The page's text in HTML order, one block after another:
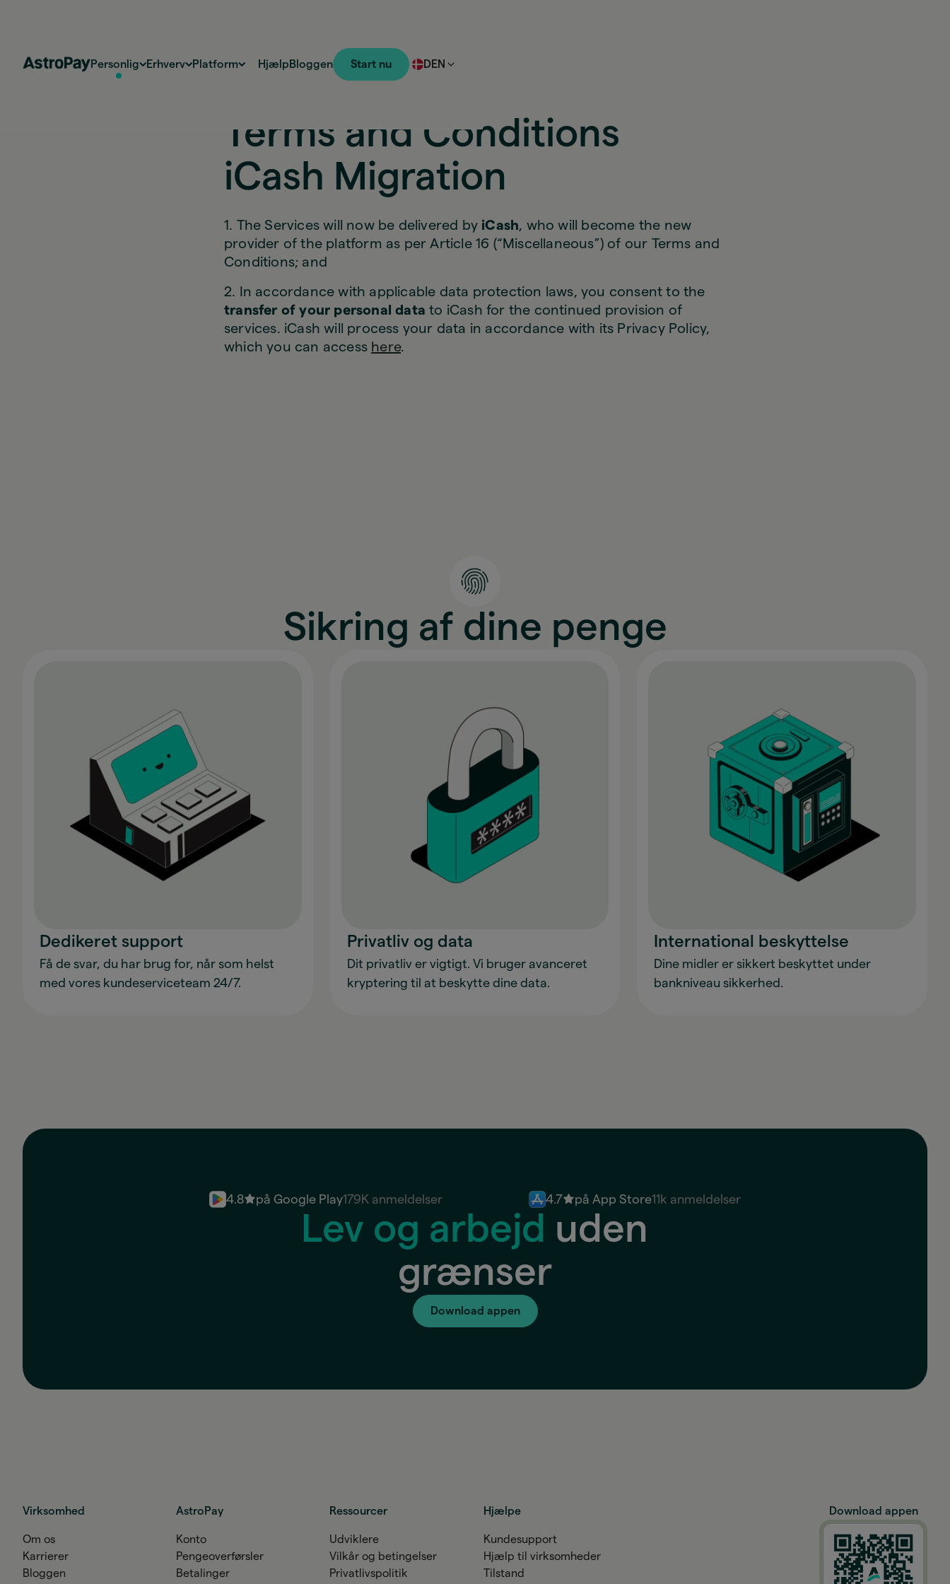
Personlig Erhverv Platform Hjælp Bloggen Start nu DEN
Terms and Conditions
iCash Migration
1. The Services will now be delivered by iCash, who will become the new
provider of the platform as per Article 16 (“Miscellaneous”) of our Terms and
Conditions; and
2. In accordance with applicable data protection laws, you consent to the
transfer of your personal data to iCash for the continued provision of
services. iCash will process your data in accordance with its Privacy Policy,
which you can access here.
Sikring af dine penge
Dedikeret support
Få de svar, du har brug for, når som helst
med vores kundeserviceteam 24/7.
Privatliv og data
Dit privatliv er vigtigt. Vi bruger avanceret
kryptering til at beskytte dine data.
International beskyttelse
Dine midler er sikkert beskyttet under
bankniveau sikkerhed.
4.8 på Google Play179K anmeldelser 4.7 på App Store11k anmeldelser
Lev og arbejd uden
grænser
Download appen
Virksomhed
Om os
Karrierer
Bloggen
AstroPay
Konto
Pengeoverførsler
Betalinger
Ressourcer
Udviklere
Vilkår og betingelser
Privatlivspolitik
Hjælpe
Kundesupport
Hjælp til virksomheder
Tilstand
Download appen